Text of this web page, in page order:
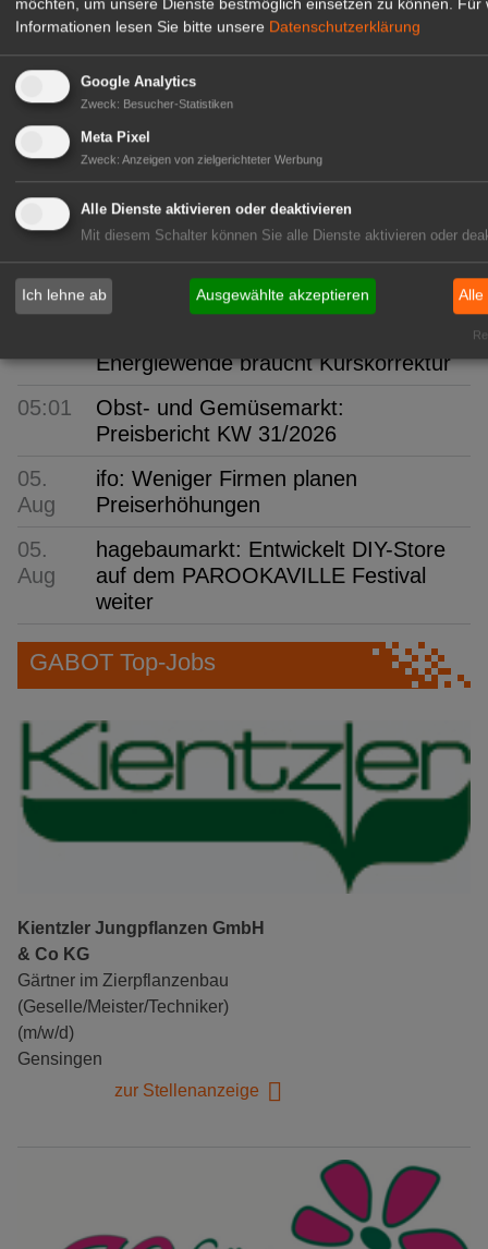
07:01
Mecklenburg-Vorpommern: Anbau
und Ernte von Gemüse und
Erdbeeren
06:43
Konsumflaute
06:12
Garten und Gebäude
05:59
Sachsen-Anhalt: 20 Euro monatlich
für frisches Obst
Energiewende braucht Kurskorrektur
05:01
Obst- und Gemüsemarkt:
Preisbericht KW 31/2026
05.
Aug
ifo: Weniger Firmen planen
Preiserhöhungen
05.
Aug
hagebaumarkt: Entwickelt DIY-Store
auf dem PAROOKAVILLE Festival
weiter
GABOT Top-Jobs
Kientzler Jungpflanzen GmbH
& Co KG
Gärtner im Zierpflanzenbau
(Geselle/Meister/Techniker)
(m/w/d)
Gensingen
zur Stellenanzeige
möchten, um unsere Dienste bestmöglich einsetzen zu können. Für
Informationen lesen Sie bitte unsere Datenschutzerklärung
Google Analytics
Zweck: Besucher-Statistiken
Meta Pixel
Zweck: Anzeigen von zielgerichteter Werbung
Alle Dienste aktivieren oder deaktivieren
Mit diesem Schalter können Sie alle Dienste aktivieren oder
Ich lehne ab Ausgewählte akzeptieren Alle